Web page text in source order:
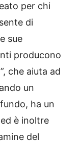
per chi
di
sue
producono
che aiuta ad
un
ha un
è inoltre
del